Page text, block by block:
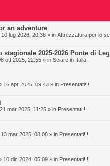
an adventure
10 lug 2026, 20:36 » in Attrezzatura per lo
stagionale 2025-2026 Ponte di
ott 2025, 22:55 » in Sciare in Italia
16 apr 2025, 09:43 » in Presentati!!!
mar 2025, 11:25 » in Presentati!!!
13 mar 2025, 08:08 » in Presentati!!!
10 dic 2024, 05:09 » in Presentati!!!